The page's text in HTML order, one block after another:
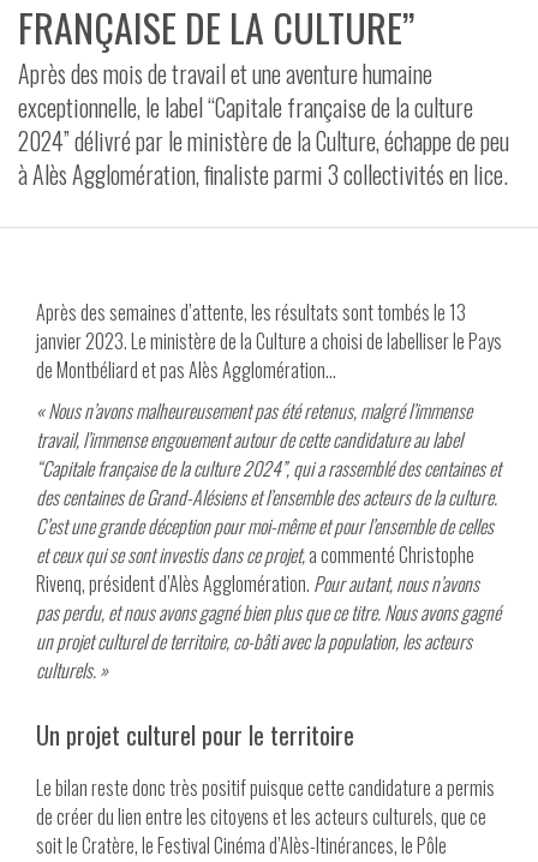
VIDÉOS
CONTACT
FRANÇAISE DE LA CULTURE”
Après des mois de travail et une aventure humaine
exceptionnelle, le label “Capitale française de la culture
2024” délivré par le ministère de la Culture, échappe de peu
à Alès Agglomération, finaliste parmi 3 collectivités en lice.
Après des semaines d’attente, les résultats sont tombés le 13
janvier 2023. Le ministère de la Culture a choisi de labelliser le Pays
de Montbéliard et pas Alès Agglomération…
« Nous n’avons malheureusement pas été retenus, malgré l’immense
travail, l’immense engouement autour de cette candidature au label
“Capitale française de la culture 2024”, qui a rassemblé des centaines et
des centaines de Grand-Alésiens et l’ensemble des acteurs de la culture.
C’est une grande déception pour moi-même et pour l’ensemble de celles
et ceux qui se sont investis dans ce projet,a commenté Christophe
Rivenq, président d’Alès Agglomération. Pour autant, nous n’avons
pas perdu, et nous avons gagné bien plus que ce titre. Nous avons gagné
un projet culturel de territoire, co-bâti avec la population, les acteurs
culturels. »
Un projet culturel pour le territoire
Le bilan reste donc très positif puisque cette candidature a permis
de créer du lien entre les citoyens et les acteurs culturels, que ce
soit le Cratère, le Festival Cinéma d’Alès-Itinérances, le Pôle